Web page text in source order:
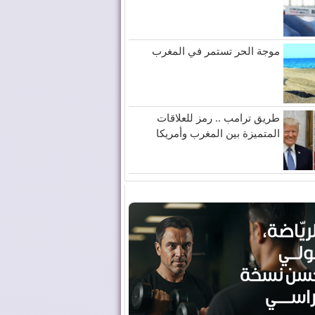
موجة الحر تستمر في المغرب
طريق ترامب .. رمز للعلاقات
المتميزة بين المغرب وأمريكا